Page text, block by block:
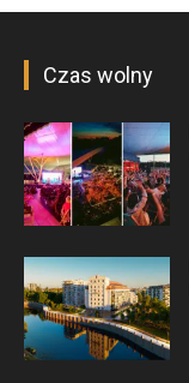
Czas wolny